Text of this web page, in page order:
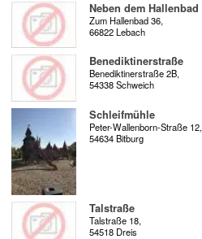
Neben dem Hallenbad
Zum Hallenbad 36,
66822 Lebach
Benediktinerstraße
Benediktinerstraße 2B,
54338 Schweich
Schleifmühle
Peter-Wallenborn-Straße 12,
54634 Bitburg
Talstraße
Talstraße 18,
54518 Dreis